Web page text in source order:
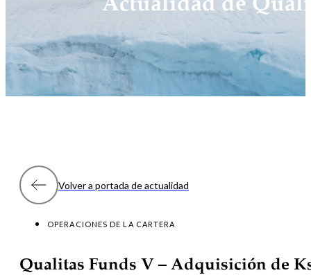
Volver a portada de actualidad
OPERACIONES DE LA CARTERA
Qualitas Funds V – Adquisición de